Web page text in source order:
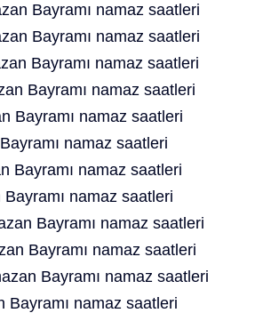
Bayramı namaz saatleri
Bayramı namaz saatleri
Bayramı namaz saatleri
Bayramı namaz saatleri
Bayramı namaz saatleri
namaz saatleri
Bayramı namaz saatleri
namaz saatleri
Bayramı namaz saatleri
Bayramı namaz saatleri
Bayramı namaz saatleri
Bayramı namaz saatleri